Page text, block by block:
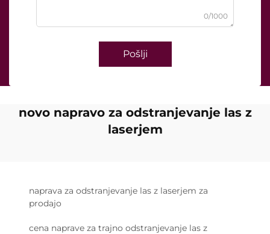
0/1000
Pošlji
novo napravo za odstranjevanje las z
laserjem
naprava za odstranjevanje las z laserjem za
prodajo
cena naprave za trajno odstranjevanje las z